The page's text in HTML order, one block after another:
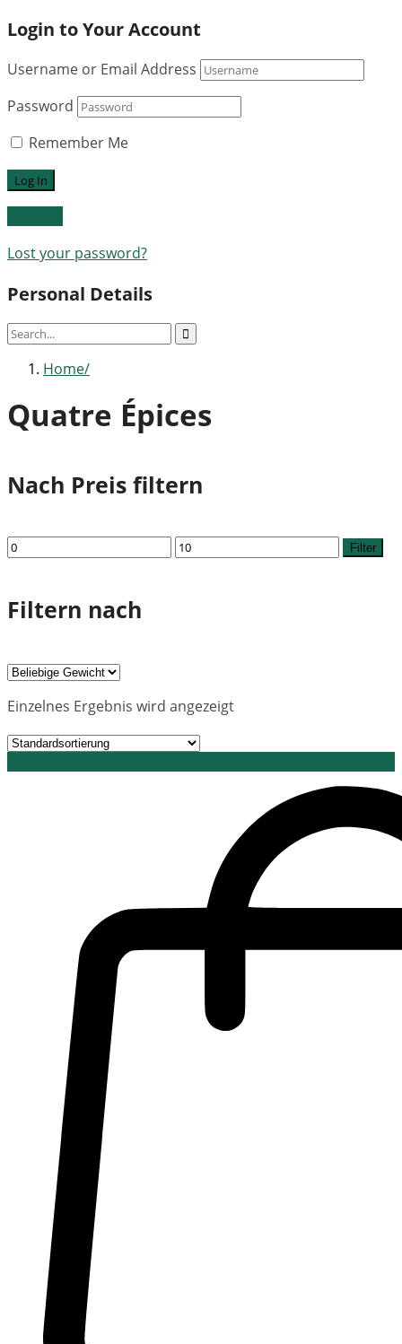
Login to Your Account
Username or Email Address
Password
Remember Me
Lost your password?
Personal Details
Home
Quatre Épices
Nach Preis filtern
Min.
Preis
Max.
Preis
Filter
Filtern nach
Einzelnes Ergebnis wird angezeigt